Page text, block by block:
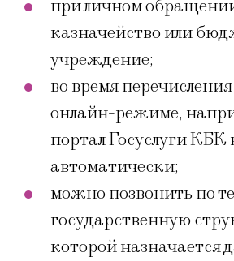
при личном
казначейство или
учреждение;
во время перечисления
онлайн-режиме,
портал Госуслуги КБК
автоматически;
можно позвонить по
государственную
которой назначается